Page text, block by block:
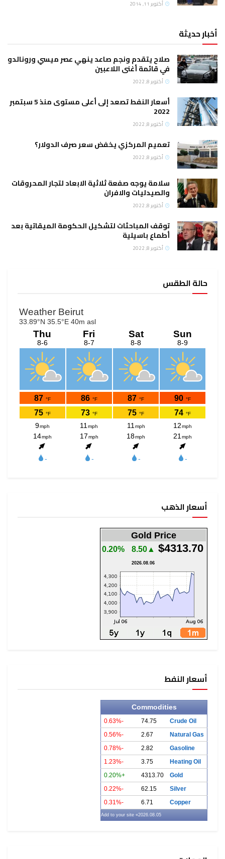
أكتوبر 11, 2014
أخبار حديثة
صلاح يتقدم ونجم صاعد ينهي عصر ميسي ورونالدو
في قائمة أغنى اللاعبين
أكتوبر 8, 2022
أسعار النفط تصعد إلى أعلى مستوى منذ 5 سبتمبر
2022
أكتوبر 8, 2022
تعميم المركزي يخفض سعر صرف الدولار؟
أكتوبر 8, 2022
سلامة يوجه صفعة ثلاثية الابعاد لتجار المحروقات
والصيدليات والافران
أكتوبر 8, 2022
توقف المباحثات لتشكيل الحكومة الميقاتية بعد
أطماع باسيلية
أكتوبر 8, 2022
حالة الطقس
أسعار الذهب
Gold Price
$4313.70
▲8.50
0.20%
2026.08.06
أسعار النفط
Commodities
Crude Oil
74.75
-0.63%
Natural Gas
2.67
-0.56%
Gasoline
2.82
-0.78%
Heating Oil
3.75
-1.23%
Gold
4313.70
+0.20%
Silver
62.15
-0.22%
Copper
6.71
-0.31%
2026.08.05
» Add to your site